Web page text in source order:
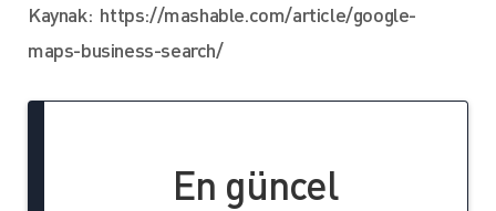
Kaynak: https://mashable.com/article/google-
maps-business-search/
En güncel